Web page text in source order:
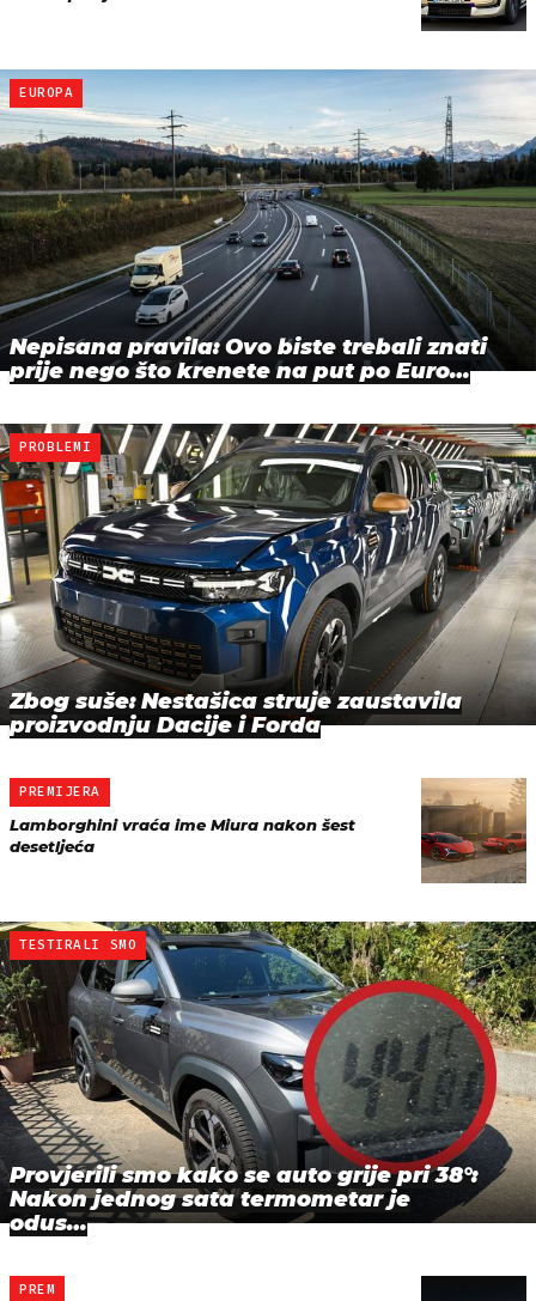
EUROPA
Nepisana pravila: Ovo biste trebali znati
prije nego što krenete na put po Euro…
PROBLEMI
Zbog suše: Nestašica struje zaustavila
proizvodnju Dacije i Forda
PREMIJERA
Lamborghini vraća ime Miura nakon šest
desetljeća
TESTIRALI SMO
Provjerili smo kako se auto grije pri 38°:
Nakon jednog sata termometar je
odus…
PREM